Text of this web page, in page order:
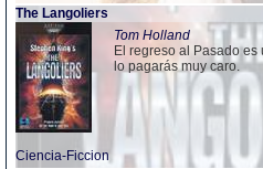
The Langoliers
Tom Holland
El regreso al Pasado
lo pagarás muy caro.
Ciencia-Ficcion